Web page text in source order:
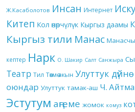
Ж.Касаболотов Инсан Интернет
Китеп Кол өнөрчүлүк Кыргыз даамы
Кыргыз тили Манас
кептер Нарк О. Шакир Салт Санжыра
Театр Тил Төкмө акын Улуттук
оюндар Улуттук тамак-аш Ч.
Эстутум аңгеме жомок комуз